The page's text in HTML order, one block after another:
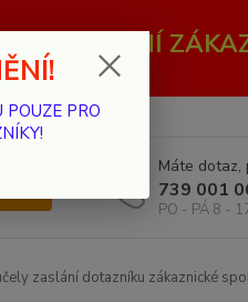
SMLUVNÍ
Máte dotaz,
739 001
PO - PÁ 8 -
zaslání dotazníku zákaznické
POUZE PRO